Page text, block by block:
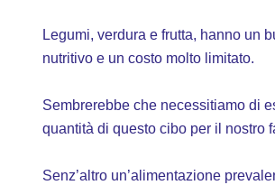
Legumi, verdura e frutta, hanno un
nutritivo e un costo molto limitato.
Sembrerebbe che necessitiamo di
quantità di questo cibo per il nostro
Senz’altro un’alimentazione